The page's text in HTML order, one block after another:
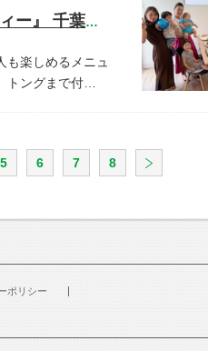
開催しました! 『新築お披露目パーティー』 千葉県船橋市 U様宅
も楽しめるメニュ
トングまで付…
5 6 7 8
ポリシー